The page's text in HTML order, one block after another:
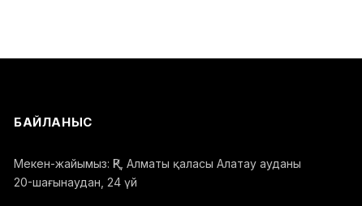
БАЙЛАНЫС
Мекен-жайымыз: ҚР, Алматы қаласы Алатау ауданы
20-шағынаудан, 24 үй